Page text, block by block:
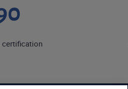
certification